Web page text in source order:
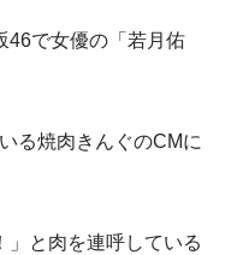
46で女優の「若月佑
る焼肉きんぐのCMに
」と肉を連呼している